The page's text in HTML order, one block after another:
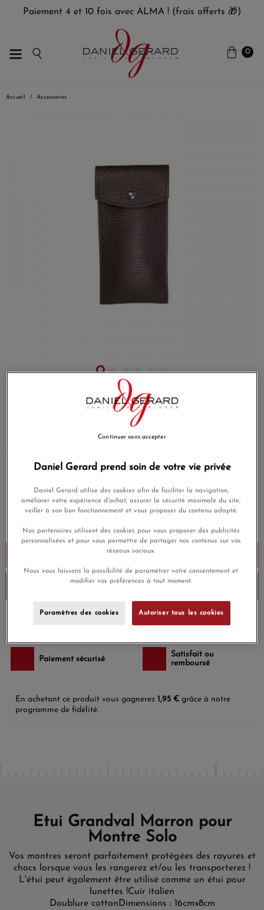
Paiement 4 et 10 fois avec ALMA ! (frais offerts 🎁)
0
Accueil Accessoires
Etui Grandval Marron pour
partenaire labellisé EPV (Entreprise du Patrimoine
EN SAVOIR PLUS
65,00 €
Ajouter au panier
Envoi en moins de 24 heures
Paiement sécurisé
Satisfait ou
remboursé
En achetant ce produit vous gagnerez 1,95 € grâce à notre
programme de fidélité.
Etui Grandval Marron pour
Montre Solo
Vos montres seront parfaitement protégées des rayures et
chocs lorsque vous les rangerez et/ou les transporterez !
L'étui peut également être utilisé comme un étui pour
lunettes !Cuir italien
Doublure cotton Dimensions : 16cmx8cm
Daniel Gerard prend soin de votre vie privée
Daniel Gerard utilise des cookies afin de faciliter la navigation,
améliorer votre expérience d'achat, assurer la sécurité maximale du site,
veiller à son bon fonctionnement et vous proposer du contenu adapté.
Nos partenaires utilisent des cookies pour vous proposer des publicités
personnalisées et pour vous permettre de partager nos contenus sur vos
réseaux sociaux.
Nous vous laissons la possibilité de paramétrer votre consentement et
modifier vos préférences à tout moment.
Paramètres des cookies Autoriser tous les cookies
Continuer sans accepter